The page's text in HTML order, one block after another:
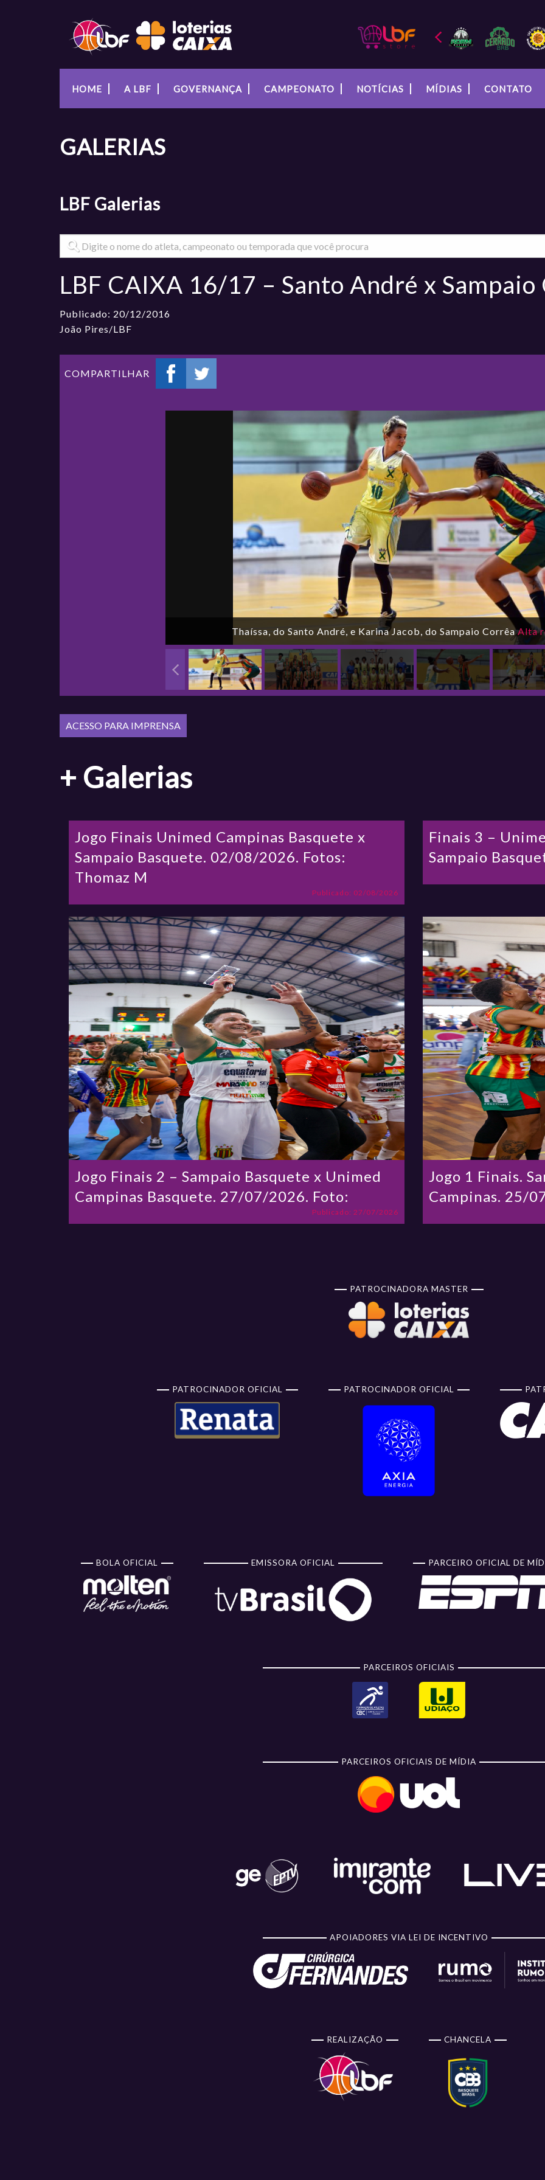
HOME A LBF GOVERNANÇA CAMPEONATO NOTÍCIAS MÍDIAS CONTATO
GALERIAS
LBF Galerias
LBF CAIXA 16/17 – Santo André x Sampaio
Publicado: 20/12/2016
João Pires/LBF
COMPARTILHAR
Thaíssa, do Santo André, e Karina Jacob, do Sampaio CorrêaAlta
+ Galerias
Jogo Finais Unimed Campinas Basquete x
Sampaio Basquete. 02/08/2026. Fotos:
Thomaz M
Publicado: 02/08/2026
Finais 3 –
Sampaio
Jogo Finais 2 – Sampaio Basquete x Unimed
Campinas Basquete. 27/07/2026. Foto:
Publicado: 27/07/2026
Jogo 1 Finais.
Campinas. 25/
PATROCINADORA MASTER
PATROCINADOR OFICIAL PATROCINADOR OFICIAL
BOLA OFICIAL EMISSORA OFICIAL PARCEIRO OFICIAL DE
PARCEIROS OFICIAIS
PARCEIROS OFICIAIS DE MÍDIA
APOIADORES VIA LEI DE INCENTIVO
REALIZAÇÃO CHANCELA